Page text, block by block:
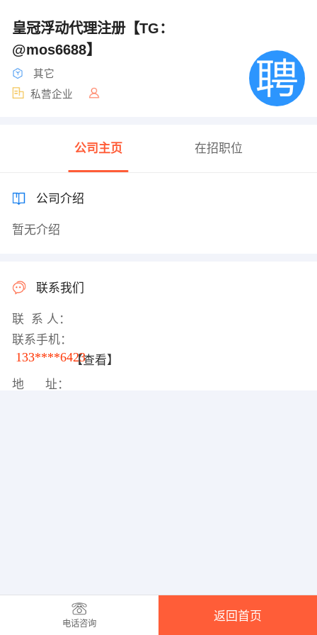
皇冠浮动代理注册【TG：
@mos6688】
其它
私营企业
公司主页 在招职位
公司介绍
暂无介绍
联系我们
联 系 人：
联系手机：
133****6423【查看】
地 址：
电话咨询
返回首页